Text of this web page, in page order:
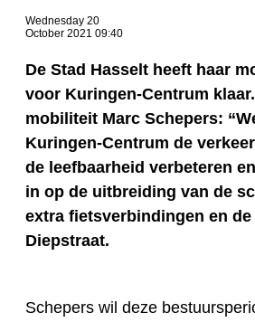
Wednesday 20
October 2021 09:40
De Stad Hasselt heeft haar
voor Kuringen-Centrum
mobiliteit Marc Schepers:
Kuringen-Centrum de
de leefbaarheid verbeteren
in op de uitbreiding van de
extra fietsverbindingen en de
Diepstraat.
Schepers wil deze